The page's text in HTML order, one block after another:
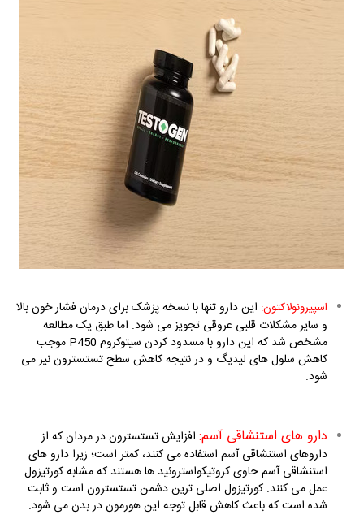
اسپیرونولاکتون: این دارو تنها با نسخه پزشک برای درمان فشار خون بالا
و سایر مشکلات قلبی عروقی تجویز می شود. اما طبق یک مطالعه
مشخص شد که این دارو با مسدود کردن سیتوکروم P450 موجب
کاهش سلول های لیدیگ و در نتیجه کاهش سطح تستسترون نیز می
شود.
دارو های استنشاقی آسم: افزایش تستسترون در مردان که از
داروهای استنشاقی آسم استفاده می کنند، کمتر است؛ زیرا دارو های
استنشاقی آسم حاوی کروتیکواستروئید ها هستند که مشابه کورتیزول
عمل می کنند. کورتیزول اصلی ترین دشمن تستسترون است و ثابت
شده است که باعث کاهش قابل توجه این هورمون در بدن می شود.